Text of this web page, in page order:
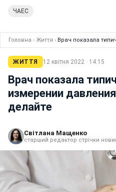
ЧАЕС
Головна › Життя › Врач показала
ЖИТТЯ 12 квітня 2022 · 14:15
Врач показала
измерении
делайте
Світлана Мащенко
старший редактор стрічки